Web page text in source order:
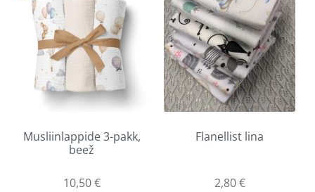
Musliinlappide 3-pakk,
beež
10,50€
Flanellist lina
2,80€